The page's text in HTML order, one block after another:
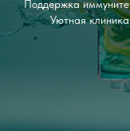
Поддержка
Уютная